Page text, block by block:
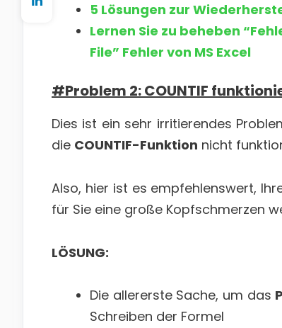
5 Lösungen zur
Lernen Sie zu beheben
File” Fehler von MS Excel
#Problem 2: COUNTIF
Dies ist ein sehr irritierendes
die COUNTIF-Funktion nicht
Also, hier ist es empfehlenswert,
für Sie eine große Kopfschmerzen
LÖSUNG:
Die allererste Sache, um das
Schreiben der Formel